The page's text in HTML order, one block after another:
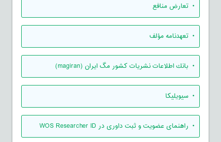
• تعارض منافع
• تعهدنامه مؤلف
• بانك اطلاعات نشريات كشور مگ ايران (magiran)
• سیویلیکا
• راهنمای عضویت و ثبت داوری در WOS Researcher ID